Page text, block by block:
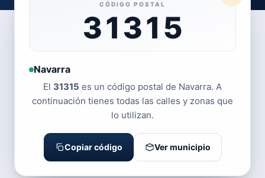
CÓDIGO POSTAL
31315
Navarra
El 31315 es un código postal de Navarra. A
continuación tienes todas las calles y zonas que
lo utilizan.
Copiar código Ver municipio